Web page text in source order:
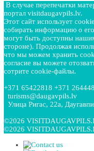
В случае перепечатки
портал visitdaugavpils.lv.
Этот сайт использует
собирать информацию о
могут быть доступны
стороне). Продолжая
что мы можем хранить
согласие вы можете
сотрите cookie-файлы.
+371 65422818 +371
turisms@daugavpils.lv
Улица Ригас, 22a,
©2026
©2026